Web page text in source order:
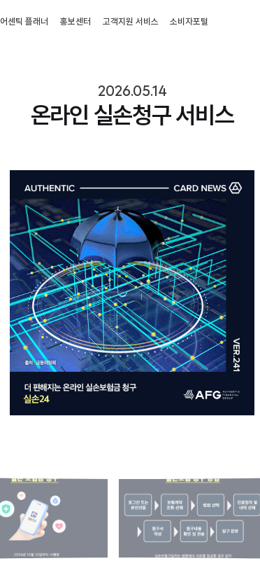
어센틱 플래너 홍보센터 고객지원 서비스 소비자포털
2026.05.14
온라인 실손청구 서비스